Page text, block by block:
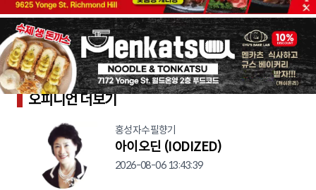
오피니언 더보기
홍성자수필향기
아이오딘 (IODIZED)
2026-08-06 13:43:39